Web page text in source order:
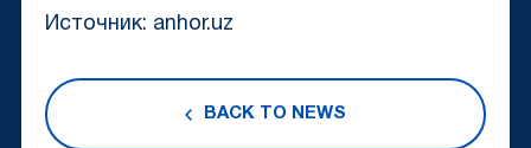
Источник: anhor.uz
BACK TO NEWS